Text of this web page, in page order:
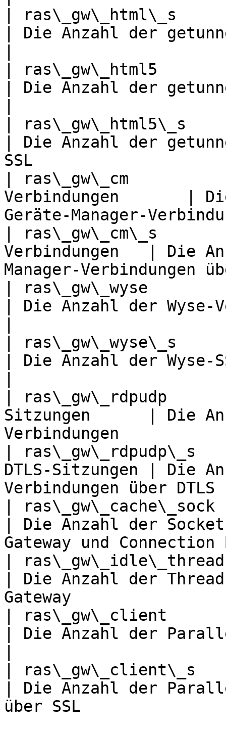
| ras\_gw\_html\_s
| Die Anzahl der
| ras\_gw\_html5
| Die Anzahl der
| ras\_gw\_html5\_s
| Die Anzahl der
SSL
| ras\_gw\_cm
Verbindungen       |
Geräte-Manager-
| ras\_gw\_cm\_s
Verbindungen   | Die
Manager-
| ras\_gw\_wyse
| Die Anzahl der Wyse-
| ras\_gw\_wyse\_s
| Die Anzahl der Wyse-
| ras\_gw\_rdpudp
Sitzungen      | Die
Verbindungen
| ras\_gw\_rdpudp\_s
DTLS-Sitzungen | Die
Verbindungen
|
| Die Anzahl der
Gateway und
|
| Die Anzahl der
Gateway
| ras\_gw\_client
| Die Anzahl der
| ras\_gw\_client\_s
| Die Anzahl der
über SSL